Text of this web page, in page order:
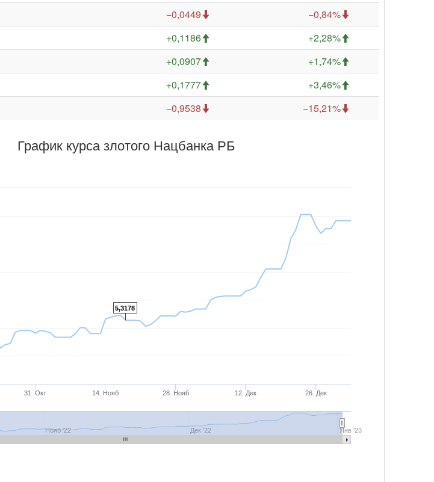
−0,0449
−0,84%
+0,1186
+2,28%
+0,0907
+1,74%
+0,1777
+3,46%
−0,9538 −15,21%
График курса злотого Нацбанка РБ
5,3178
31. Окт 14. Нояб 28. Нояб 12. Дек 26. Дек
Нояб '22 Дек '22 Янв '23